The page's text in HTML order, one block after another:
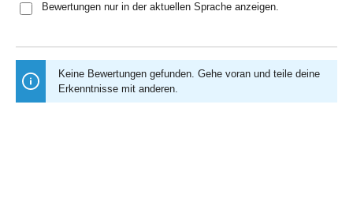
Bewertungen nur in der aktuellen Sprache anzeigen.
Keine Bewertungen gefunden. Gehe voran und teile deine
Erkenntnisse mit anderen.